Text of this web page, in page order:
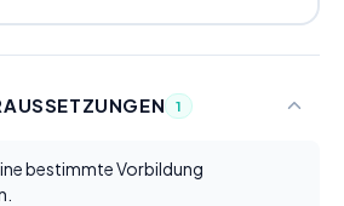
1
bestimmte Vorbildung